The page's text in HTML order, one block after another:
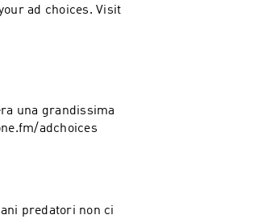
una grandissima
adchoices
predatori non ci